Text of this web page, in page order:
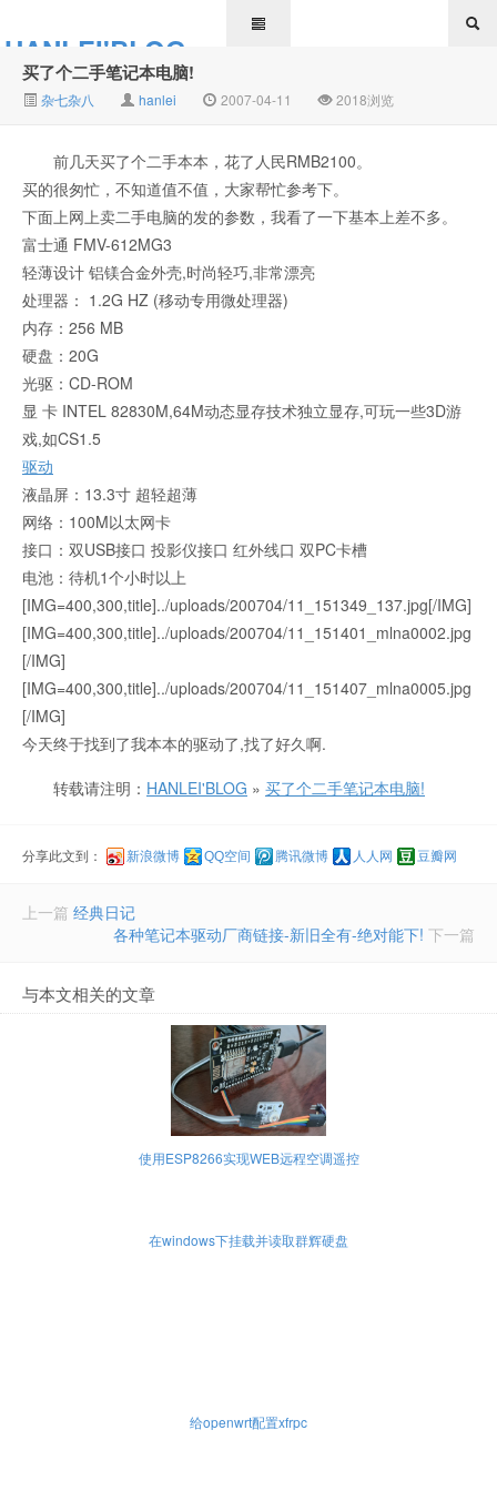
HANLEI'BLOG
买了个二手笔记本电脑!
杂七杂八 hanlei 2007-04-11 2018浏览
前几天买了个二手本本，花了人民RMB2100。
买的很匆忙，不知道值不值，大家帮忙参考下。
下面上网上卖二手电脑的发的参数，我看了一下基本上差不多。
富士通 FMV-612MG3
轻薄设计 铝镁合金外壳,时尚轻巧,非常漂亮
处理器： 1.2G HZ (移动专用微处理器)
内存：256 MB
硬盘：20G
光驱：CD-ROM
显 卡 INTEL 82830M,64M动态显存技术独立显存,可玩一些3D游
戏,如CS1.5
驱动
液晶屏：13.3寸 超轻超薄
网络：100M以太网卡
接口：双USB接口 投影仪接口 红外线口 双PC卡槽
电池：待机1个小时以上
[IMG=400,300,title]../uploads/200704/11_151349_137.jpg[/IMG]
[IMG=400,300,title]../uploads/200704/11_151401_mlna0002.jpg
[/IMG]
[IMG=400,300,title]../uploads/200704/11_151407_mlna0005.jpg
[/IMG]
今天终于找到了我本本的驱动了,找了好久啊.
转载请注明： HANLEI'BLOG » 买了个二手笔记本电脑!
分享此文到： 新浪微博 QQ空间 腾讯微博 人人网 豆瓣网
上一篇 经典日记
各种笔记本驱动厂商链接-新旧全有-绝对能下! 下一篇
与本文相关的文章
使用ESP8266实现WEB远程空调遥控
在windows下挂载并读取群辉硬盘
给openwrt配置xfrpc